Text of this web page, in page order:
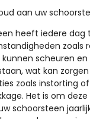
aan uw
heeft iedere dag
zoals
scheuren
wat kan
zoals instorting of
Het is om
schoorsteen